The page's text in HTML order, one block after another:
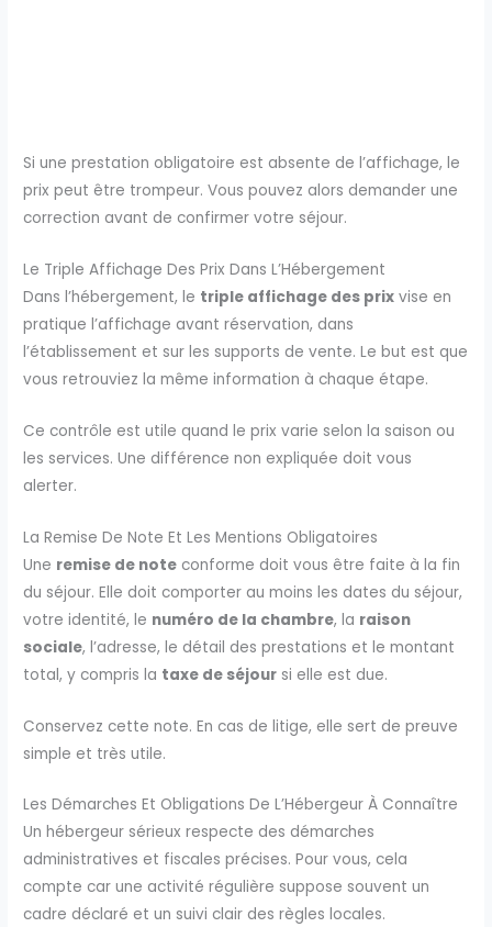
Si une prestation obligatoire est absente de l’affichage, le
prix peut être trompeur. Vous pouvez alors demander une
correction avant de confirmer votre séjour.
Le Triple Affichage Des Prix Dans L’Hébergement
Dans l’hébergement, le triple affichage des prix vise en
pratique l’affichage avant réservation, dans
l’établissement et sur les supports de vente. Le but est que
vous retrouviez la même information à chaque étape.
Ce contrôle est utile quand le prix varie selon la saison ou
les services. Une différence non expliquée doit vous
alerter.
La Remise De Note Et Les Mentions Obligatoires
Une remise de note conforme doit vous être faite à la fin
du séjour. Elle doit comporter au moins les dates du séjour,
votre identité, le numéro de la chambre, la raison
sociale, l’adresse, le détail des prestations et le montant
total, y compris la taxe de séjour si elle est due.
Conservez cette note. En cas de litige, elle sert de preuve
simple et très utile.
Les Démarches Et Obligations De L’Hébergeur À Connaître
Un hébergeur sérieux respecte des démarches
administratives et fiscales précises. Pour vous, cela
compte car une activité régulière suppose souvent un
cadre déclaré et un suivi clair des règles locales.